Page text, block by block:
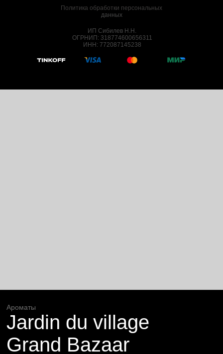
ИП Сибилев Н.Н.
ОГРНИП: 318774600656311
ИНН: 772087145238
Политика обработки персональных
данных
Jardin du village
Ароматы
Grand Bazaar